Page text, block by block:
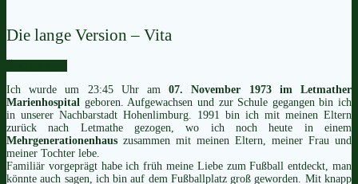
Die lange Version – Vita
Ich wurde um 23:45 Uhr am07. November 1973 im Letmather
Marienhospital geboren. Aufgewachsen und zur Schule gegangen bin ich
in unserer Nachbarstadt Hohenlimburg. 1991 bin ich mit meinen Eltern
zurück nach Letmathe gezogen, wo ich noch heute in einem
Mehrgenerationenhaus zusammen mit meinen Eltern, meiner Frau und
meiner Tochter lebe.
Familiär vorgeprägt habe ich früh meine Liebe zum Fußball entdeckt, man
könnte auch sagen, ich bin auf dem Fußballplatz groß geworden. Mit knapp